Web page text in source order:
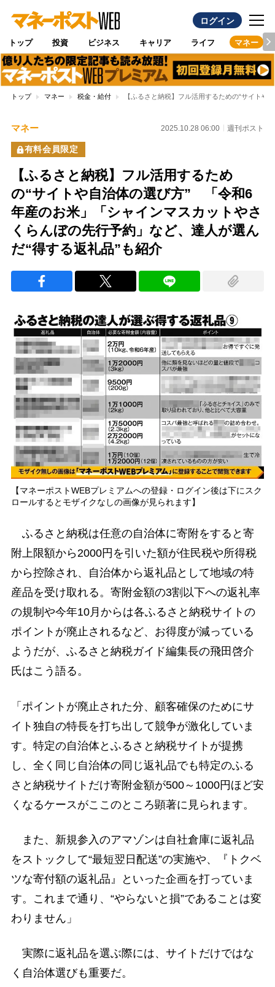
ログイン
トップ 投資 ビジネス キャリア ライフ マネー
トップ マネー 税金・給付 【ふるさと納税】フル活用するための“サイト
マネー 2025.10.28 06:00 週刊ポスト
有料会員限定
【ふるさと納税】フル活用するため
の“サイトや自治体の選び方” 「令和6
年産のお米」「シャインマスカットやさ
くらんぼの先行予約」など、達人が選ん
だ“得する返礼品”も紹介
【マネーポストWEBプレミアムへの登録・ログイン後は下にスク
ロールするとモザイクなしの画像が見られます】
ふるさと納税は任意の自治体に寄附をすると寄
附上限額から2000円を引いた額が住民税や所得税
から控除され、自治体から返礼品として地域の特
産品を受け取れる。寄附金額の3割以下への返礼率
の規制や今年10月からは各ふるさと納税サイトの
ポイントが廃止されるなど、お得度が減っている
ようだが、ふるさと納税ガイド編集長の飛田啓介
氏はこう語る。
「ポイントが廃止された分、顧客確保のためにサ
イト独自の特長を打ち出して競争が激化していま
す。特定の自治体とふるさと納税サイトが提携
し、全く同じ自治体の同じ返礼品でも特定のふる
さと納税サイトだけ寄附金額が500～1000円ほど安
くなるケースがここのところ顕著に見られます。
また、新規参入のアマゾンは自社倉庫に返礼品
をストックして“最短翌日配送”の実施や、『トクベ
ツな寄付額の返礼品』といった企画を打っていま
す。これまで通り、“やらないと損”であることは変
わりません」
実際に返礼品を選ぶ際には、サイトだけではな
く自治体選びも重要だ。